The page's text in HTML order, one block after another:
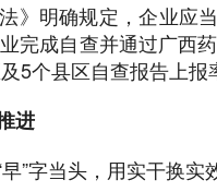
》明确规定，企业
完成自查并通过广西
5个县区自查报告上报
进
”字当头，用实干换实